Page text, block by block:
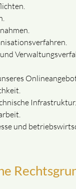
Infrastruktur.
und